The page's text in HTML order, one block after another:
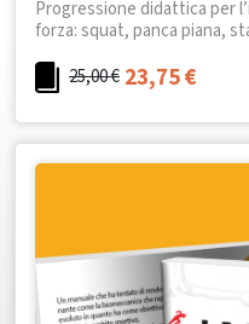
Progressione didattica per
forza: squat, panca piana,
25,00€ 23,75€